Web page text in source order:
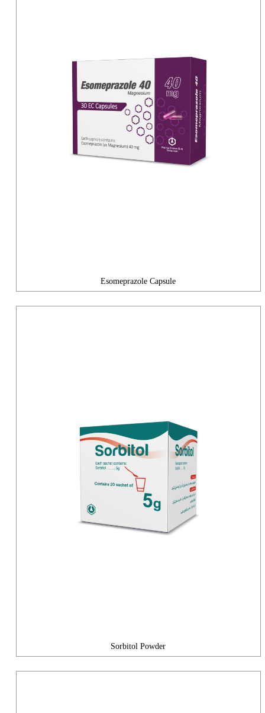
Esomeprazole Capsule
Sorbitol Powder